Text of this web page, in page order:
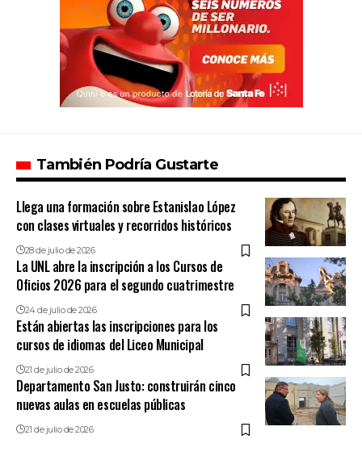
También Podría Gustarte
Llega una formación sobre Estanislao López
con clases virtuales y recorridos históricos
28 de julio de 2026
La UNL abre la inscripción a los Cursos de
Oficios 2026 para el segundo cuatrimestre
24 de julio de 2026
Están abiertas las inscripciones para los
cursos de idiomas del Liceo Municipal
21 de julio de 2026
Departamento San Justo: construirán cinco
nuevas aulas en escuelas públicas
21 de julio de 2026